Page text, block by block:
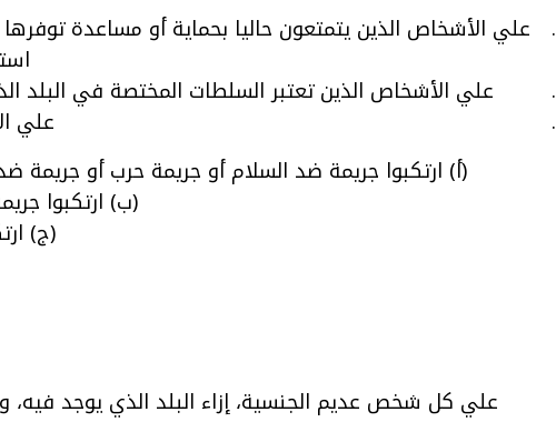
علي الأشخاص الذين يتمتعون حاليا بحماية أو مساعدة
علي الأشخاص الذين تعتبر السلطات المختصة في البلد
علي
(أ) ارتكبوا جريمة ضد السلام أو جريمة حرب أو جريمة
(ب) ارتكبوا
(ج)
علي كل شخص عديم الجنسية، إزاء البلد الذي يوجد فيه،